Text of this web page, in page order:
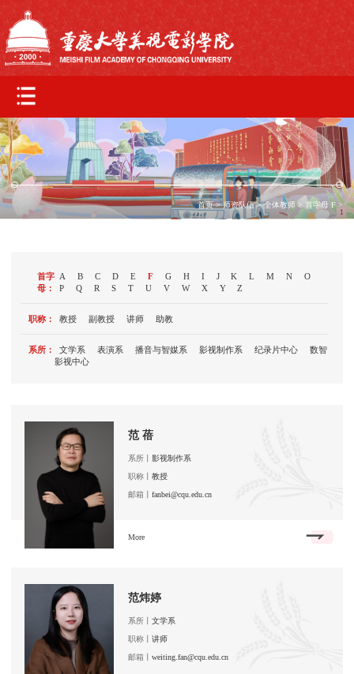
1
首页>师资队伍>全体教师 > 首字母 F>
首字
母：
A B C D E F G H I J K L M N
O
P
Q R S T U V W X Y Z
职称： 教授 副教授 讲师 助教
系所： 文学系 表演系 播音与智媒系 影视制作系 纪录片中心
数智
影视中心
范 蓓
系所丨影视制作系
职称丨教授
邮箱丨fanbei@cqu.edu.cn
More
范炜婷
系所丨文学系
职称丨讲师
邮箱丨weiting.fan@cqu.edu.cn